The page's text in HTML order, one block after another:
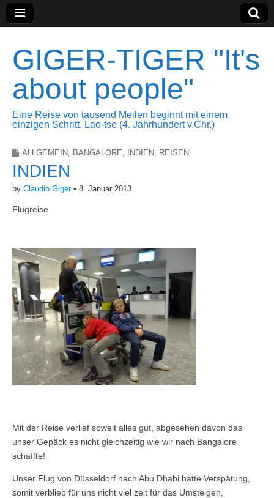
GIGER-TIGER "It's
about people"
Eine Reise von tausend Meilen beginnt mit einem
einzigen Schritt. Lao-tse (4. Jahrhundert v.Chr.)
ALLGEMEIN, BANGALORE, INDIEN, REISEN
INDIEN
by Claudio Giger• 8. Januar 2013
Flugreise
Mit der Reise verlief soweit alles gut, abgesehen davon das
unser Gepäck es nicht gleichzeitig wie wir nach Bangalore
schaffte!
Unser Flug von Düsseldorf nach Abu Dhabi hatte Verspätung,
somit verblieb für uns nicht viel zeit für das Umsteigen,